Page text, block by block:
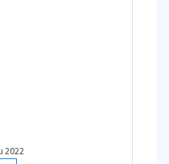
2022